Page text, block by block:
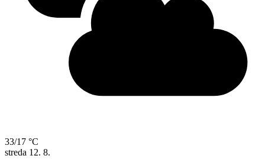
33/17 °C
streda 12. 8.